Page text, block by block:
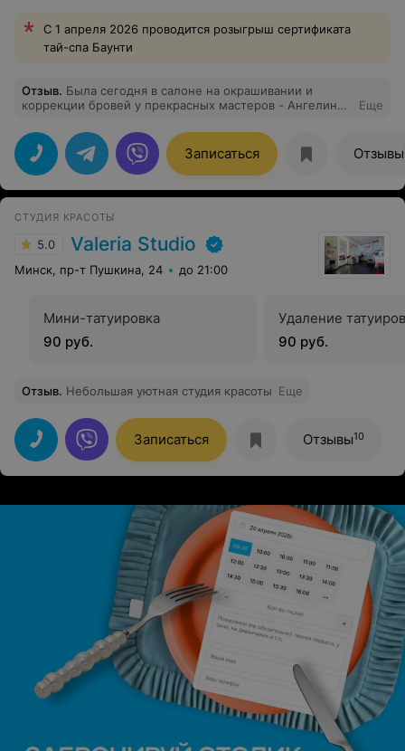
С 1 апреля 2026 проводится розыгрыш сертификата
тай-спа Баунти
Отзыв. Была сегодня в салоне на окрашивании и
коррекции бровей у прекрасных мастеров - Ангелины
качеством услуг. Очень уютная атмосфера, приятные и
внимательные мастера .Несмотря на мои непростые
брови (часто шелушатся), девочки справились с ними
на изи) и покорили не только их, но и мое сердце
навсегда!
Еще
Записаться Отзывы
СТУДИЯ КРАСОТЫ
5.0 Valeria Studio
Минск, пр-т Пушкина, 24 до 21:00
Мини-татуировка
90 руб.
Удаление
90 руб.
Отзыв. Небольшая уютная студия красоты Еще
Записаться Отзывы10